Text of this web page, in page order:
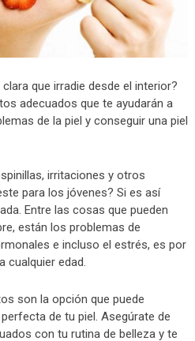
que irradie desde el interior?
adecuados que te ayudarán a
de la piel y conseguir una piel
irritaciones y otros
para los jóvenes? Si es así
Entre las cosas que pueden
están los problemas de
e incluso el estrés, es por
cualquier edad.
son la opción que puede
de tu piel. Asegúrate de
con tu rutina de belleza y te